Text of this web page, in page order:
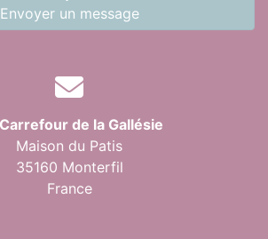
Envoyer un message
de la Gallésie
Maison du Patis
35160 Monterfil
France